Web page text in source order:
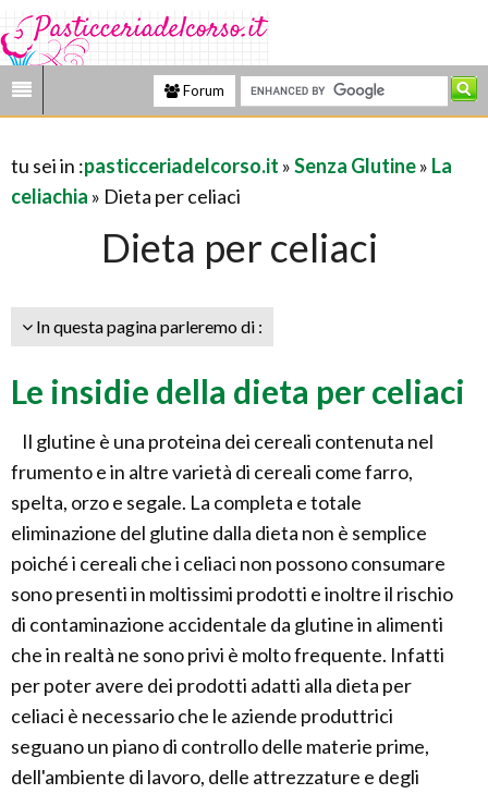
Forum
tu sei in :pasticceriadelcorso.it »Senza Glutine» La
celiachia » Dieta per celiaci
Dieta per celiaci
In questa pagina parleremo di :
Le insidie della dieta per celiaci
Il glutine è una proteina dei cereali contenuta nel
frumento e in altre varietà di cereali come farro,
spelta, orzo e segale. La completa e totale
eliminazione del glutine dalla dieta non è semplice
poiché i cereali che i celiaci non possono consumare
sono presenti in moltissimi prodotti e inoltre il rischio
di contaminazione accidentale da glutine in alimenti
che in realtà ne sono privi è molto frequente. Infatti
per poter avere dei prodotti adatti alla dieta per
celiaci è necessario che le aziende produttrici
seguano un piano di controllo delle materie prime,
dell'ambiente di lavoro, delle attrezzature e degli